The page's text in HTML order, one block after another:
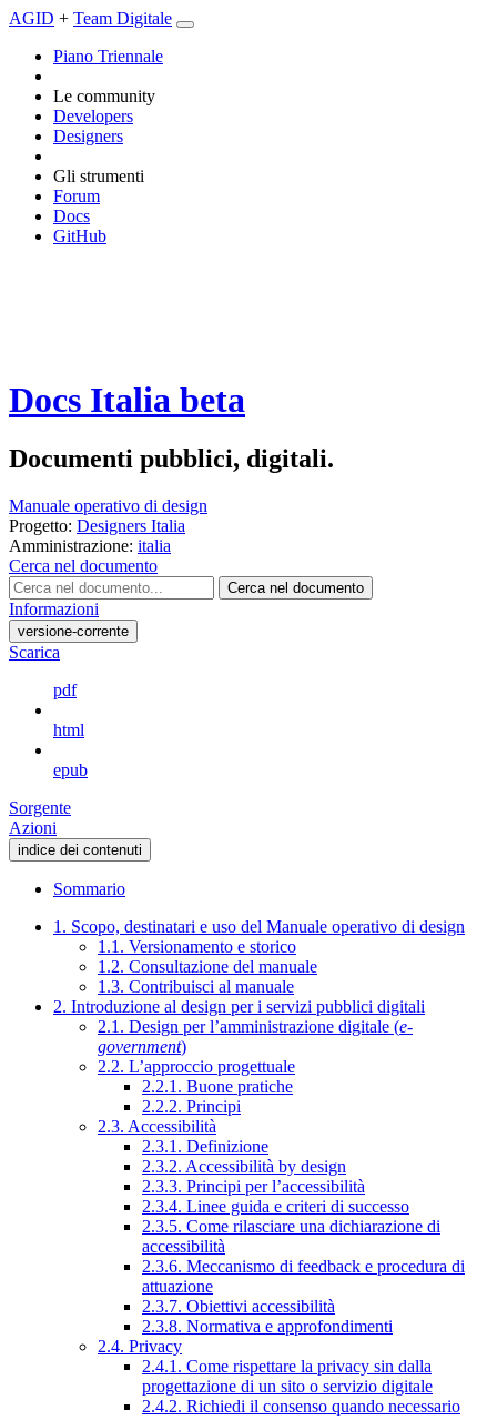
AGID + Team Digitale
Piano Triennale
Le community
Developers
Designers
Gli strumenti
Forum
Docs
GitHub
Docs Italia beta
Documenti pubblici, digitali.
Manuale operativo di design
Progetto: Designers Italia
Amministrazione: italia
Cerca nel documento
Cerca nel documento
Informazioni
versione-corrente
Scarica
pdf
html
epub
Sorgente
Azioni
indice dei contenuti
Sommario
1. Scopo, destinatari e uso del Manuale operativo di design
1.1. Versionamento e storico
1.2. Consultazione del manuale
1.3. Contribuisci al manuale
2. Introduzione al design per i servizi pubblici digitali
2.1. Design per l’amministrazione digitale (e-
government)
2.2. L’approccio progettuale
2.2.1. Buone pratiche
2.2.2. Principi
2.3. Accessibilità
2.3.1. Definizione
2.3.2. Accessibilità by design
2.3.3. Principi per l’accessibilità
2.3.4. Linee guida e criteri di successo
2.3.5. Come rilasciare una dichiarazione di
accessibilità
2.3.6. Meccanismo di feedback e procedura di
attuazione
2.3.7. Obiettivi accessibilità
2.3.8. Normativa e approfondimenti
2.4. Privacy
2.4.1. Come rispettare la privacy sin dalla
progettazione di un sito o servizio digitale
2.4.2. Richiedi il consenso quando necessario